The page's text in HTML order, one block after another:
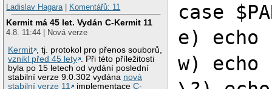
Ladislav Hagara | Komentářů: 11
Kermit má 45 let. Vydán C-Kermit 11
4.8. 11:44 | Nová verze
Kermit , tj. protokol pro přenos souborů,
vznikl před 45 lety . Při této příležitosti
byla po 15 letech od vydání poslední
stabilní verze 9.0.302 vydána nová
stabilní verze 11
implementaceC-
case
e)
w)